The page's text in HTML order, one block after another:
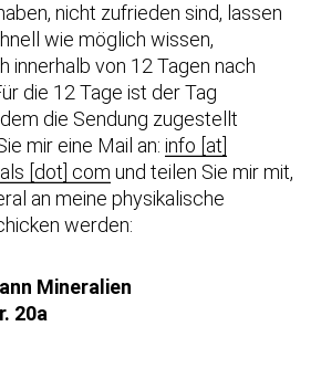
nicht zufrieden sind, lassen
wie möglich wissen,
innerhalb von 12 Tagen nach
die 12 Tage ist der Tag
die Sendung zugestellt
mir eine Mail an: info [at]
[dot] com und teilen Sie mir mit,
an meine physikalische
werden:
Mineralien
20a